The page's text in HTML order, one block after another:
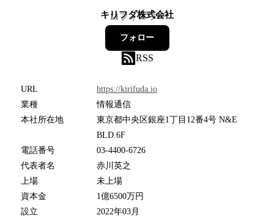
キリフダ株式会社
11フォロワー
フォロー
RSS
URL
https://kirifuda.io
業種
情報通信
本社所在地
東京都中央区銀座1丁目12番4号 N&E
BLD.6F
電話番号
03-4400-6726
代表者名
赤川英之
上場
未上場
資本金
1億6500万円
設立
2022年03月